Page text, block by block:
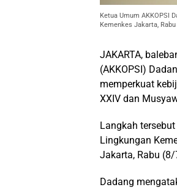
Ketua Umum AKKOPSI
Kemenkes Jakarta,
JAKARTA,
(AKKOPSI)
memperkuat
XXIV dan
Langkah
Lingkungan
Jakarta, Rabu
Dadang